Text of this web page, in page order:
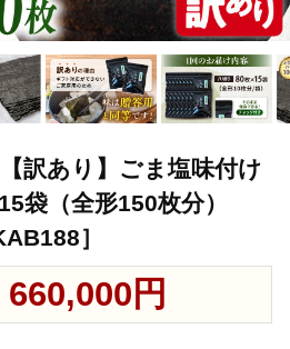
訳あり】ごま塩味付け
袋（全形150枚分）
］
660,000円